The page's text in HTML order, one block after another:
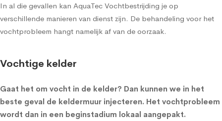
In al die gevallen kan AquaTec Vochtbestrijding je op
verschillende manieren van dienst zijn. De behandeling voor het
vochtprobleem hangt namelijk af van de oorzaak.
Vochtige kelder
Gaat het om vocht in de kelder? Dan kunnen we in het
beste geval de keldermuur injecteren. Het vochtprobleem
wordt dan in een beginstadium lokaal aangepakt.